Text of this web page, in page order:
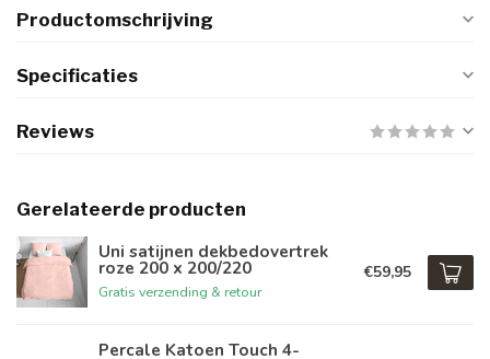
Productomschrijving
Specificaties
Reviews
Gerelateerde producten
Uni satijnen dekbedovertrek
roze 200 x 200/220
Gratis verzending & retour
€59,95
Percale Katoen Touch 4-